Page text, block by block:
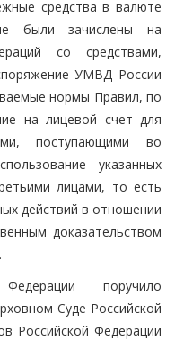
средства в валюте
были зачислены на
со средствами,
УМВД России
нормы Правил, по
на лицевой счет для
поступающими во
указанных
лицами, то есть
действий в отношении
доказательством
поручило
Суде Российской
Российской Федерации